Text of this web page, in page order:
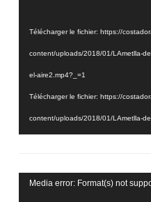
Télécharger le fichier: https://
content/uploads/2018/01/LAmetlla-
el-aire2.mp4?_=1
Télécharger le fichier: https://
content/uploads/2018/01/LAmetlla-
Lecteur
Media error: Format(s) not